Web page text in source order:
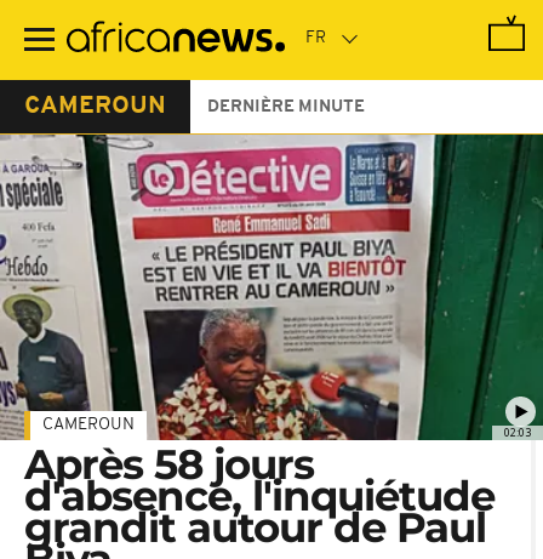
contenu
CAMEROUN DERNIÈRE MINUTE
02:03
CAMEROUN
Après 58 jours
d'absence, l'inquiétude
grandit autour de Paul